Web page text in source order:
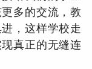
多的交流，教
，这样学校走
真正的无缝连